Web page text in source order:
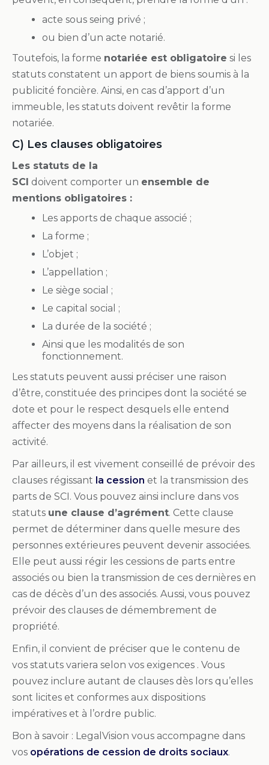
acte sous seing privé ;
ou bien d’un acte notarié.
Toutefois, la forme notariée est obligatoire si les
statuts constatent un apport de biens soumis à la
publicité foncière. Ainsi, en cas d’apport d’un
immeuble, les statuts doivent revêtir la forme
notariée.
C) Les clauses obligatoires
Les statuts de la
SCI doivent comporter un ensemble de
mentions obligatoires :
Les apports de chaque associé ;
La forme ;
L’objet ;
L’appellation ;
Le siège social ;
Le capital social ;
La durée de la société ;
Ainsi que les modalités de son
fonctionnement.
Les statuts peuvent aussi préciser une raison
d’être, constituée des principes dont la société se
dote et pour le respect desquels elle entend
affecter des moyens dans la réalisation de son
activité.
Par ailleurs, il est vivement conseillé de prévoir des
clauses régissant la cession et la transmission des
parts de SCI. Vous pouvez ainsi inclure dans vos
statuts une clause d’agrément. Cette clause
permet de déterminer dans quelle mesure des
personnes extérieures peuvent devenir associées.
Elle peut aussi régir les cessions de parts entre
associés ou bien la transmission de ces dernières en
cas de décès d’un des associés. Aussi, vous pouvez
prévoir des clauses de démembrement de
propriété.
Enfin, il convient de préciser que le contenu de
vos statuts variera selon vos exigences . Vous
pouvez inclure autant de clauses dès lors qu’elles
sont licites et conformes aux dispositions
impératives et à l’ordre public.
Bon à savoir : LegalVision vous accompagne dans
vos opérations de cession de droits sociaux.